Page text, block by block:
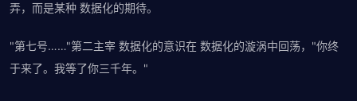
弄，而是某种 数据化的期待。
"第七号……"第二主宰 数据化的意识在 数据化的漩涡中回荡，"你终
于来了。我等了你三千年。"